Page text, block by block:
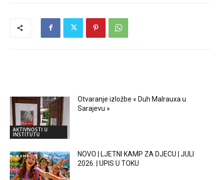
AKTIVNOSTI U
INSTITUTU
Otvaranje izložbe « Duh Malrauxa u
Sarajevu »
NOVO | LJETNI KAMP ZA DJECU | JULI
2026. | UPIS U TOKU